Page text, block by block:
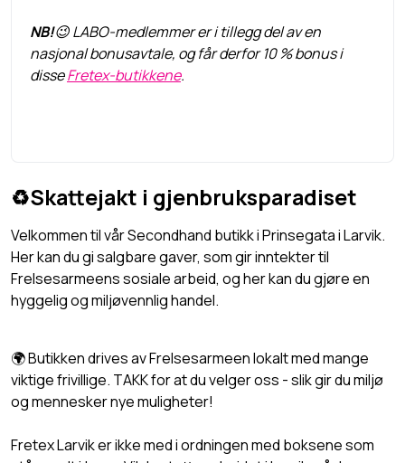
NB!😉LABO-medlemmer er i tillegg del av en
nasjonal bonusavtale, og får derfor 10 % bonus i
disseFretex-butikkene.
♻️Skattejakt i gjenbruksparadiset
Velkommen til vår Secondhand butikk i Prinsegata i Larvik.
Her kan du gi salgbare gaver, som gir inntekter til
Frelsesarmeens sosiale arbeid, og her kan du gjøre en
hyggelig og miljøvennlig handel.
🌍 Butikken drives av Frelsesarmeen lokalt med mange
viktige frivillige. TAKK for at du velger oss - slik gir du miljø
og mennesker nye muligheter!
Fretex Larvik er ikke med i ordningen med boksene som